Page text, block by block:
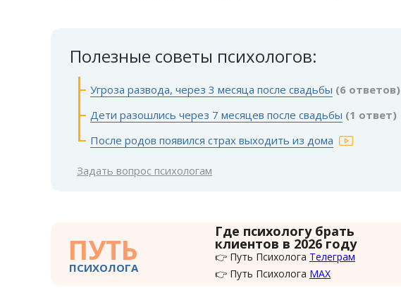
Полезные советы психологов:
Угроза развода, через 3 месяца после свадьбы (6 ответов)
Дети разошлись через 7 месяцев после свадьбы (1 ответ)
После родов появился страх выходить из дома
Задать вопрос психологам
ПУТЬ
ПСИХОЛОГА
Где психологу брать
клиентов в 2026 году
👉 Путь Психолога Телеграм
👉 Путь Психолога MAX